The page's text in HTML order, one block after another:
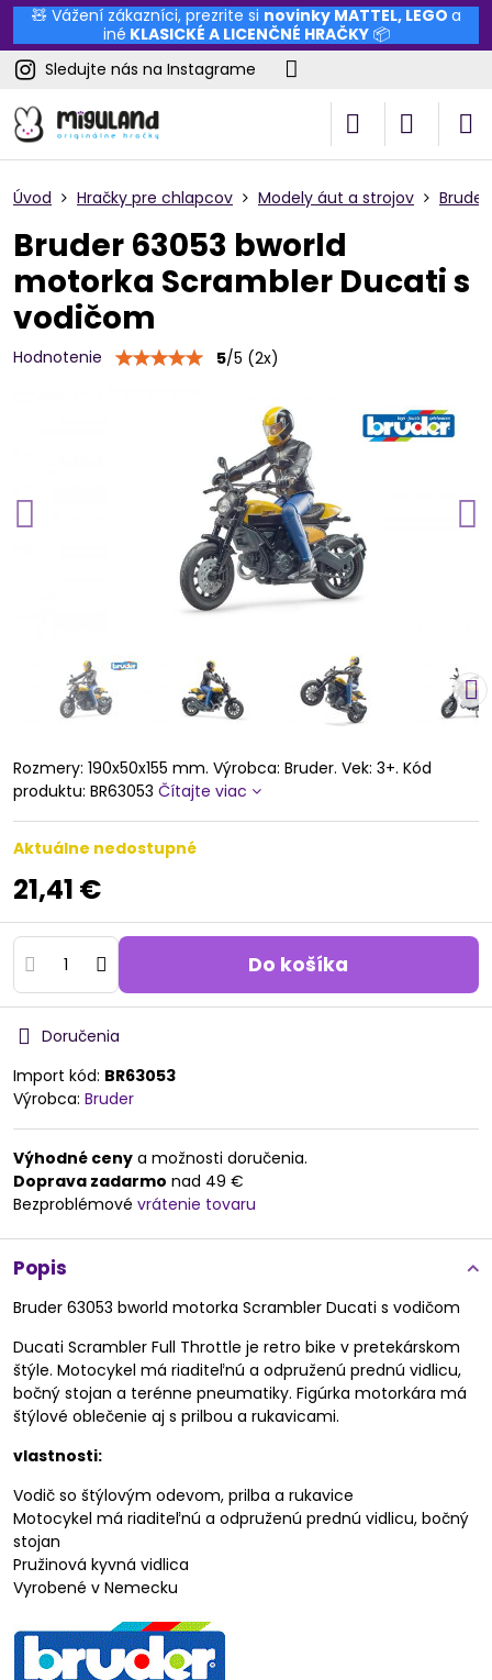
🧸 Vážení zákazníci, prezrite si novinky MATTEL, LEGO a
iné KLASICKÉ A LICENČNÉ HRAČKY📦
Sledujte nás na Instagrame
Úvod Hračky pre chlapcov Modely áut a strojov Bruder
Bruder 63053 bworld
motorka Scrambler Ducati s
vodičom
Hodnotenie 5/5 (2x)
Rozmery: 190x50x155 mm. Výrobca: Bruder. Vek: 3+. Kód
produktu: BR63053 Čítajte viac
Aktuálne nedostupné
21,41 €
Do košíka
Doručenia
Import kód: BR63053
Výrobca: Bruder
Výhodné ceny a možnosti doručenia.
Doprava zadarmo nad 49 €
Bezproblémové vrátenie tovaru
Popis
Bruder 63053 bworld motorka Scrambler Ducati s vodičom
Ducati Scrambler Full Throttle je retro bike v pretekárskom
štýle. Motocykel má riaditeľnú a odpruženú prednú vidlicu,
bočný stojan a terénne pneumatiky. Figúrka motorkára má
štýlové oblečenie aj s prilbou a rukavicami.
vlastnosti:
Vodič so štýlovým odevom, prilba a rukavice
Motocykel má riaditeľnú a odpruženú prednú vidlicu, bočný
stojan
Pružinová kyvná vidlica
Vyrobené v Nemecku